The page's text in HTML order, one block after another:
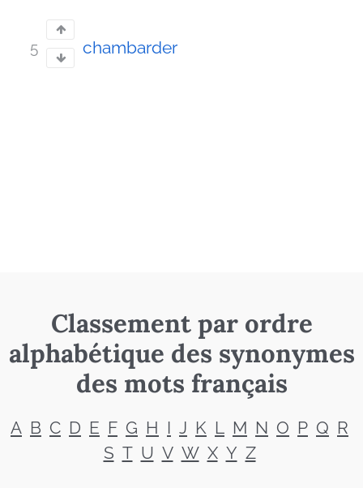
5 chambarder
Classement par ordre
alphabétique des synonymes
des mots français
A B C D E F G H I J K L M N O P Q R
S T U V W X Y Z